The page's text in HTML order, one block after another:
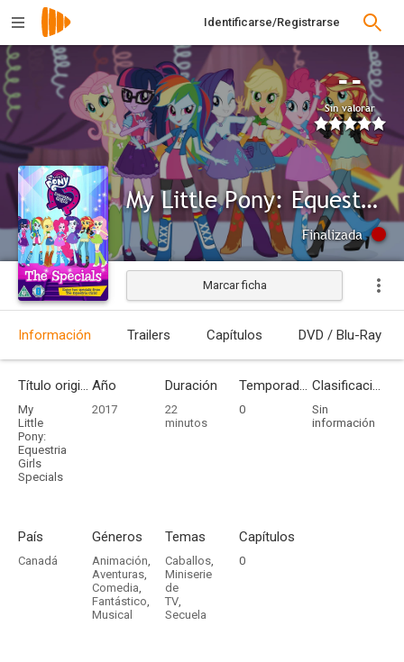
Identificarse/Registrarse
--
Sin valorar
My Little Pony: Equestria Girls Specials
Finalizada
Marcar ficha
Información Trailers Capítulos DVD / Blu-Ray
Título original
My
Little
Pony:
Equestria
Girls
Specials
Año
2017
Duración
22
minutos
Temporadas
0
Clasificación por edades
Sin
información
País
Canadá
Géneros
Animación,
Aventuras,
Comedia,
Fantástico,
Musical
Temas
Caballos,
Miniserie
de
TV,
Secuela
Capítulos
0